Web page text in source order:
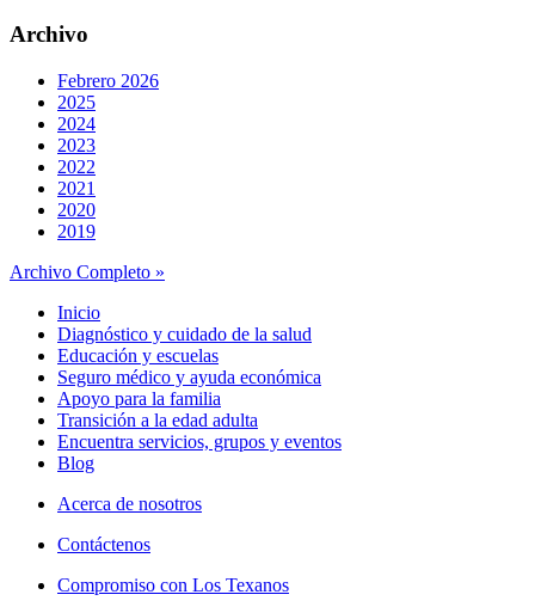
Archivo
Febrero 2026
2025
2024
2023
2022
2021
2020
2019
Archivo Completo »
Inicio
Diagnóstico y cuidado de la salud
Educación y escuelas
Seguro médico y ayuda económica
Apoyo para la familia
Transición a la edad adulta
Encuentra servicios, grupos y eventos
Blog
Acerca de nosotros
Contáctenos
Compromiso con Los Texanos